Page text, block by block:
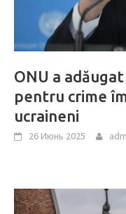
ONU a
pentru crime
ucraineni
26 Июнь 2025